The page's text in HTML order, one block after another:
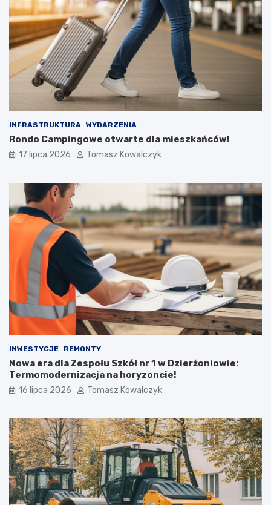
INFRASTRUKTURA WYDARZENIA
Rondo Campingowe otwarte dla mieszkańców!
17 lipca 2026 Tomasz Kowalczyk
INWESTYCJE REMONTY
Nowa era dla Zespołu Szkół nr 1 w Dzierżoniowie:
Termomodernizacja na horyzoncie!
16 lipca 2026 Tomasz Kowalczyk